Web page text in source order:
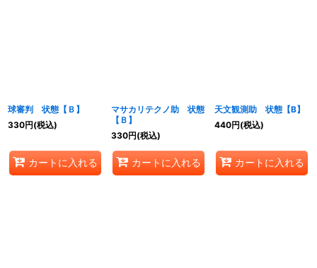
球審判 状態【Ｂ】
330円(税込)
カートに入れる
マサカリテクノ助 状態
【Ｂ】
330円(税込)
カートに入れる
天文観測助 状態【B】
440円(税込)
カートに入れる